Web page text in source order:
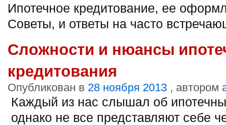
Ипотечное кредитование, ее
Советы, и ответы на часто
Сложности и нюансы
кредитования
Опубликован в 28 ноября 2013 , автором
Каждый из нас слышал об
однако не все представляют себе